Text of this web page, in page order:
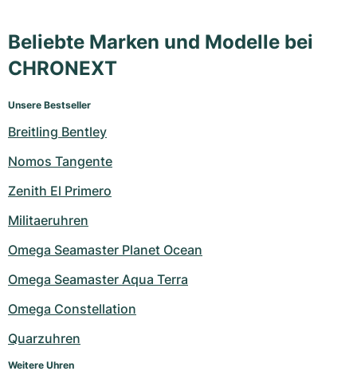
Beliebte Marken und Modelle bei
CHRONEXT
Unsere Bestseller
Breitling Bentley
Nomos Tangente
Zenith El Primero
Militaeruhren
Omega Seamaster Planet Ocean
Omega Seamaster Aqua Terra
Omega Constellation
Quarzuhren
Weitere Uhren